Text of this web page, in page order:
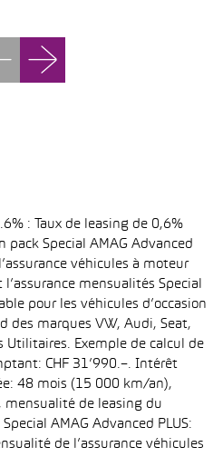
: Taux de leasing de 0,6%
pack Special AMAG Advanced
véhicules à moteur
l’assurance mensualités Special
pour les véhicules d’occasion
des marques VW, Audi, Seat,
Utilitaires. Exemple de calcul de
CHF 31’990.–. Intérêt
48 mois (15 000 km/an),
mensualité de leasing du
AMAG Advanced PLUS:
de l’assurance véhicules